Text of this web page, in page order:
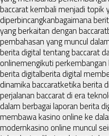
baccarat kembali menjadi topik
diperbincangkanbagaimana
yang berkaitan dengan baccarat
pembahasan yang muncul
berita digital tentang baccarat
onlinemengikuti
berita digitalberita digital
dinamika baccaratketika berita
perjalanan baccarat di era
dalam berbagai laporan berita
membawa kasino online ke
modernkasino online muncul